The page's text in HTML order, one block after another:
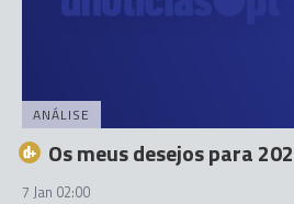
ANÁLISE
Os meus desejos para
7 Jan 02:00